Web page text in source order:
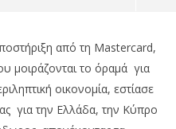
από τη Mastercard,
μοιράζονται το όραμά για
οικονομία, εστίασε
για την Ελλάδα, την Κύπρο